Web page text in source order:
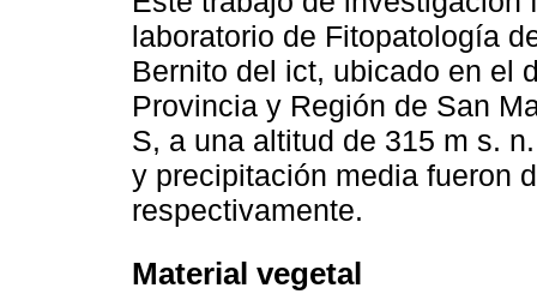
laboratorio de Fitopatología
Bernito del ict, ubicado en el
Provincia y Región de San
S, a una altitud de 315 m s.
y precipitación media fueron
respectivamente.
Material vegetal